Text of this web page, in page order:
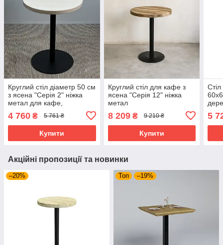
Круглий стіл діаметр 50 см
з ясена "Серія 2" ніжка
метал для кафе,
ресторану, готелю та бару
4 760 ₴ 5 761 ₴
Купити
Круглий стіл для кафе з
ясена "Серія 12" ніжка
метал
8 209₴ 9 210 ₴
Купити
5
Акційні пропозиції та новинки
–20% Топ –19%